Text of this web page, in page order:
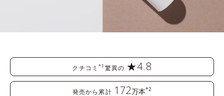
クチコミ*1 驚異の ★4.8
発売から累計 172万本*2